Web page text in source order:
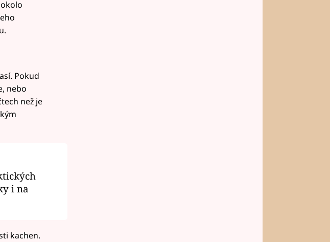
Pokud
nebo
než je
i na
kachen.